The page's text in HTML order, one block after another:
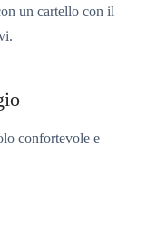
un cartello con il
confortevole e